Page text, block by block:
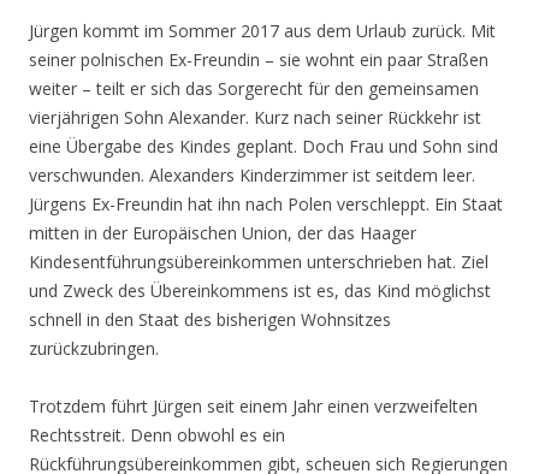
Jürgen kommt im Sommer 2017 aus dem Urlaub zurück. Mit
seiner polnischen Ex-Freundin – sie wohnt ein paar Straßen
weiter – teilt er sich das Sorgerecht für den gemeinsamen
vierjährigen Sohn Alexander. Kurz nach seiner Rückkehr ist
eine Übergabe des Kindes geplant. Doch Frau und Sohn sind
verschwunden. Alexanders Kinderzimmer ist seitdem leer.
Jürgens Ex-Freundin hat ihn nach Polen verschleppt. Ein Staat
mitten in der Europäischen Union, der das Haager
Kindesentführungsübereinkommen unterschrieben hat. Ziel
und Zweck des Übereinkommens ist es, das Kind möglichst
schnell in den Staat des bisherigen Wohnsitzes
zurückzubringen.
Trotzdem führt Jürgen seit einem Jahr einen verzweifelten
Rechtsstreit. Denn obwohl es ein
Rückführungsübereinkommen gibt, scheuen sich Regierungen